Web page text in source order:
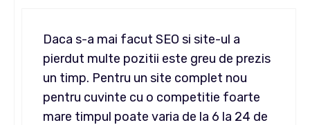
Daca s-a mai facut SEO si site-ul a
pierdut multe pozitii este greu de prezis
un timp. Pentru un site complet nou
pentru cuvinte cu o competitie foarte
mare timpul poate varia de la 6 la 24 de